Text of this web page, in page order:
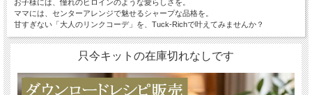
お子様には、憧れのヒロインのような愛らしさを。
ママには、センターアレンジで魅せるシャープな品格を。
甘すぎない「大人のリンクコーデ」を、Tuck-Richで叶えてみませんか？
只今キットの在庫切れなしです